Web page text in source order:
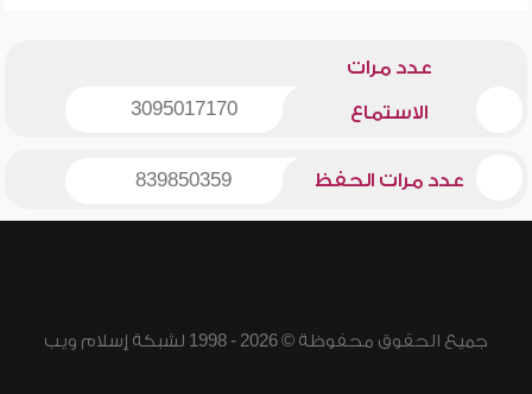
عدد مرات
الاستماع 3095017170
عدد مرات الحفظ 839850359
جميع الحقوق محفوظة © 2026 - 1998 لشبكة إسلام ويب